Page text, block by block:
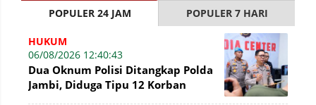
POPULER 24 JAM POPULER 7 HARI
HUKUM
06/08/2026 12:40:43
Dua Oknum Polisi Ditangkap Polda
Jambi, Diduga Tipu 12 Korban